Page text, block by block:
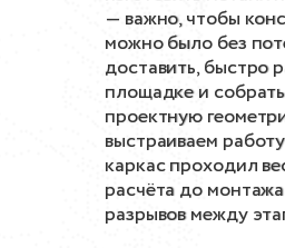
— важно, чтобы
можно было без
доставить, быстро
площадке и
проектную
выстраиваем
каркас проходил
расчёта до
разрывов между